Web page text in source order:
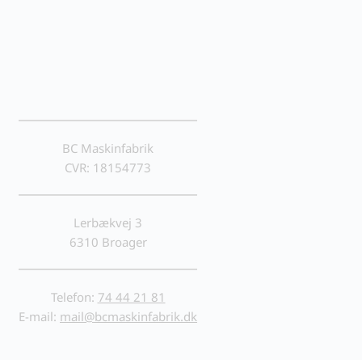
​​BC Maskinfabrik
CVR: 18154773
Lerbækvej 3
6310 Broager
​​Telefon: 74 44 21 81
E-mail: mail@bcmaskinfabrik.dk